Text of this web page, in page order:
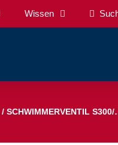
Wissen
/ SCHWIMMERVENTIL